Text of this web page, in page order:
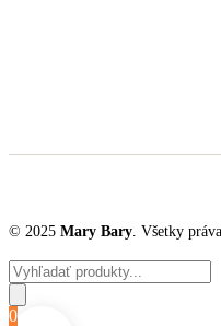
© 2025 Mary Bary. Všetky
Products
search
0